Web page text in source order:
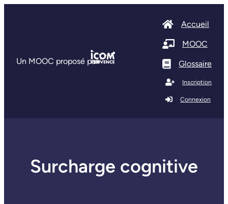
Un MOOC proposé par
Accueil
MOOC
Glossaire
Inscription
Connexion
Surcharge cognitive